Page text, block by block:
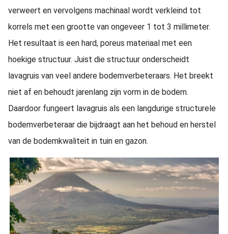
verweert en vervolgens machinaal wordt verkleind tot
korrels met een grootte van ongeveer 1 tot 3 millimeter.
Het resultaat is een hard, poreus materiaal met een
hoekige structuur. Juist die structuur onderscheidt
lavagruis van veel andere bodemverbeteraars. Het breekt
niet af en behoudt jarenlang zijn vorm in de bodem.
Daardoor fungeert lavagruis als een langdurige structurele
bodemverbeteraar die bijdraagt aan het behoud en herstel
van de bodemkwaliteit in tuin en gazon.